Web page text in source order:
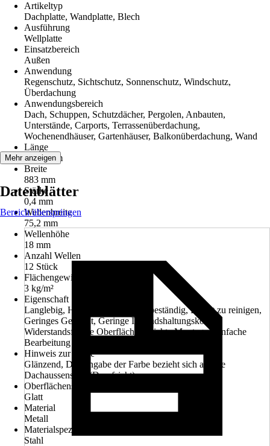
Artikeltyp
Dachplatte, Wandplatte, Blech
Ausführung
Wellplatte
Einsatzbereich
Außen
Anwendung
Regenschutz, Sichtschutz, Sonnenschutz, Windschutz,
Überdachung
Anwendungsbereich
Dach, Schuppen, Schutzdächer, Pergolen, Anbauten,
Unterstände, Carports, Terrassenüberdachung,
Wochenendhäuser, Gartenhäuser, Balkonüberdachung, Wand
Länge
1 200 mm
Breite
883 mm
Stärke
0,4 mm
Wellenbreite
75,2 mm
Wellenhöhe
18 mm
Anzahl Wellen
12 Stück
Flächengewicht
3 kg/m²
Eigenschaft
Langlebig, Hagelfest, Witterungsbeständig, Leicht zu reinigen,
Geringes Gewicht, Geringe Instandshaltungskosten,
Widerstandsfähige Oberfläche, Leichte Montage, Einfache
Bearbeitung
Hinweis zur Farbe
Glänzend, Die Angabe der Farbe bezieht sich auf die
Dachaussenseite (Draufsicht)
Oberflächenstruktur
Glatt
Material
Metall
Materialspezifizierung
Stahl
Mehr anzeigen
Datenblätter
Bereich überspringen